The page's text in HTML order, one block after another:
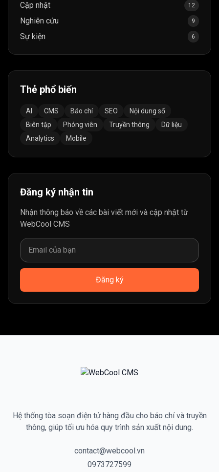
Cập nhật 12
Nghiên cứu 9
Sự kiện 6
Thẻ phổ biến
AI CMS Báo chí SEO
Nội dung số
Biên tập
Phóng viên Truyền thông
Dữ liệu
Analytics
Mobile
Đăng ký nhận tin
Nhận thông báo về các bài viết mới và cập nhật từ
WebCool CMS
Đăng ký
Hệ thống tòa soạn điện tử hàng đầu cho báo chí và truyền
thông, giúp tối ưu hóa quy trình sản xuất nội dung.
contact@webcool.vn
0973727599